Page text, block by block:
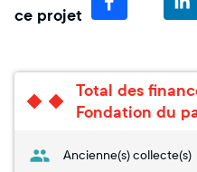
ce projet
Total des
Fondation du
Ancienne(s) collecte(s)